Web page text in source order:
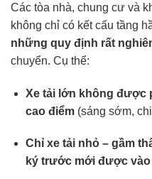
Các tòa nhà, chung cư và
không chỉ có kết cấu tầng
những quy định rất
chuyển. Cụ thể:
Xe tải lớn không được
cao điểm(sáng sớm,
Chỉ xe tải nhỏ – gầm
ký trước mới được vào